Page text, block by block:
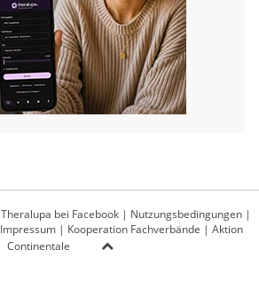
Theralupa bei Facebook | Nutzungsbedingungen |
Impressum| Kooperation Fachverbände | Aktion
Continentale